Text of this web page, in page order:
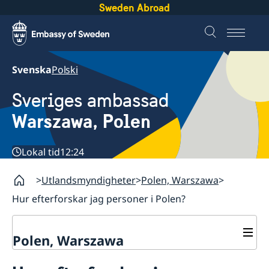
Sweden Abroad
SvenskaPolski
Sveriges ambassad
Warszawa, Polen
Lokal tid12:24
Utlandsmyndigheter Polen, Warszawa
Hur efterforskar jag personer i Polen?
Polen, Warszawa